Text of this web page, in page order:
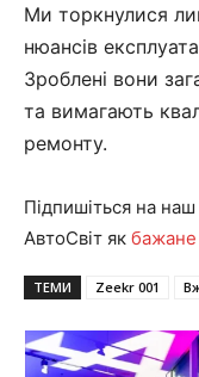
Ми торкнулися
нюансів
Зроблені вони
та вимагають
ремонту.
Підпишіться на наш
АвтоСвіт як
ТЕМИ Zeekr 001